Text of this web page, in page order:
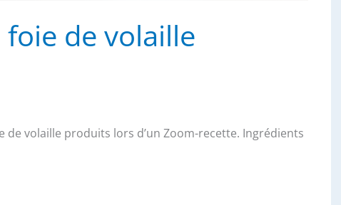
de volaille
volaille produits lors d’un Zoom-recette. Ingrédients